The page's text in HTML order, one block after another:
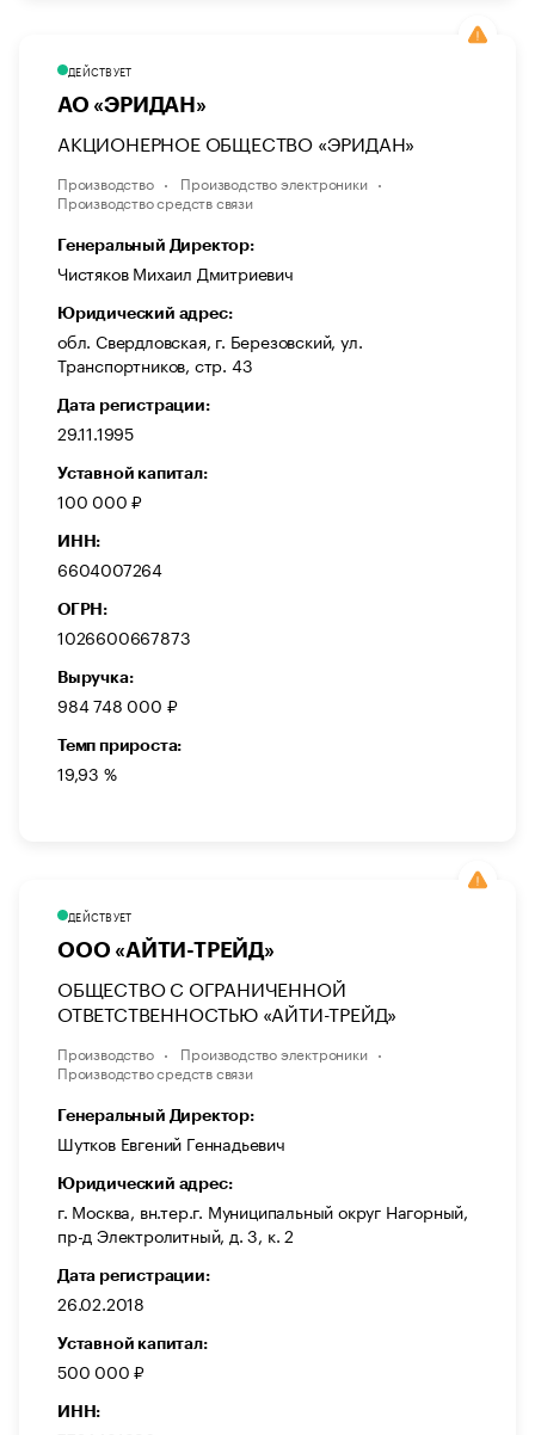
ДЕЙСТВУЕТ
АО «ЭРИДАН»
АКЦИОНЕРНОЕ ОБЩЕСТВО «ЭРИДАН»
Производство
Производство электроники
Производство средств связи
Генеральный Директор:
Чистяков Михаил Дмитриевич
Юридический адрес:
обл. Свердловская, г. Березовский, ул.
Транспортников, стр. 43
Дата регистрации:
29.11.1995
Уставной капитал:
100 000 ₽
ИНН:
6604007264
ОГРН:
1026600667873
Выручка:
984 748 000 ₽
Темп прироста:
19,93 %
ДЕЙСТВУЕТ
ООО «АЙТИ-ТРЕЙД»
ОБЩЕСТВО С ОГРАНИЧЕННОЙ
ОТВЕТСТВЕННОСТЬЮ «АЙТИ-ТРЕЙД»
Производство
Производство электроники
Производство средств связи
Генеральный Директор:
Шутков Евгений Геннадьевич
Юридический адрес:
г. Москва, вн.тер.г. Муниципальный округ Нагорный,
пр-д Электролитный, д. 3, к. 2
Дата регистрации:
26.02.2018
Уставной капитал:
500 000 ₽
ИНН: